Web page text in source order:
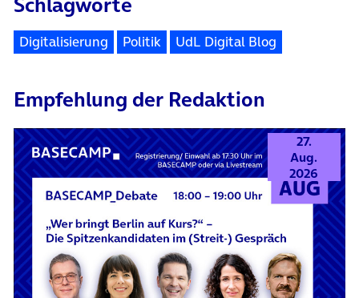
Digitalisierung Politik UdL Digital Blog
Empfehlung der Redaktion
27.
Aug.
2026